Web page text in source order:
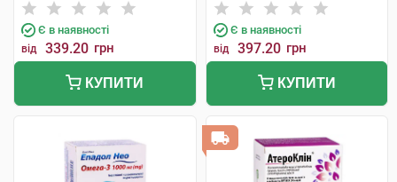
Є в наявності
від 339.20 грн
КУПИТИ
Є в наявності
від 397.20 грн
КУПИТИ